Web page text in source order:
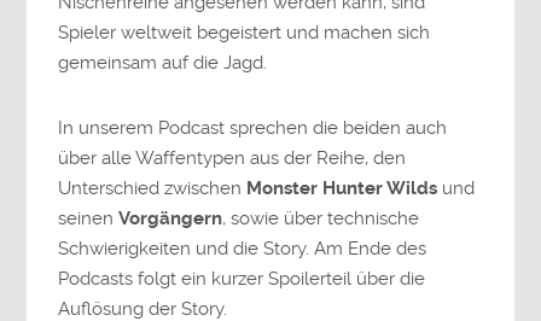
Spieler weltweit begeistert und machen sich
gemeinsam auf die Jagd.
In unserem Podcast sprechen die beiden auch
über alle Waffentypen aus der Reihe, den
Unterschied zwischen Monster Hunter Wilds und
seinenVorgängern, sowie über technische
Schwierigkeiten und die Story. Am Ende des
Podcasts folgt ein kurzer Spoilerteil über die
Auflösung der Story.